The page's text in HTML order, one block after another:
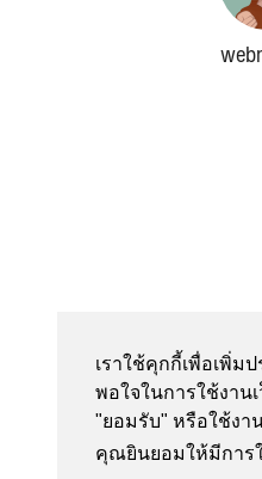
เราใช้คุกกี้เพื่อเพิ่ม
พอใจในการใช้งา
"ยอมรับ" หรือใช้งา
คุณยินยอมให้มีการ